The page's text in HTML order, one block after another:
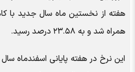
همراه شد و به ۲۳.۵۸ درصد رسید.